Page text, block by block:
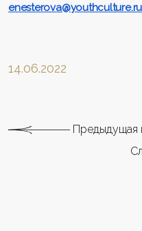
enesterova@youthculture.ru
14.06.2022
Предыдущая